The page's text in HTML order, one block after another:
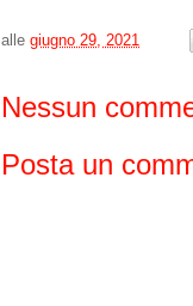
alle giugno 29, 2021
Nessun
Posta un